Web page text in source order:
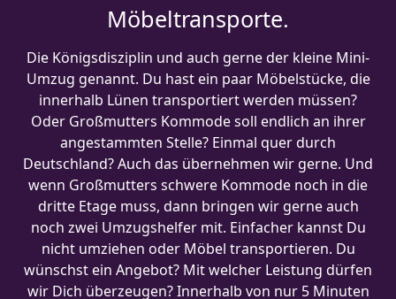
Möbeltransporte.
Die Königsdisziplin und auch gerne der kleine Mini-
Umzug genannt. Du hast ein paar Möbelstücke, die
innerhalb Lünen transportiert werden müssen?
Oder Großmutters Kommode soll endlich an ihrer
angestammten Stelle? Einmal quer durch
Deutschland? Auch das übernehmen wir gerne. Und
wenn Großmutters schwere Kommode noch in die
dritte Etage muss, dann bringen wir gerne auch
noch zwei Umzugshelfer mit. Einfacher kannst Du
nicht umziehen oder Möbel transportieren. Du
wünschst ein Angebot? Mit welcher Leistung dürfen
wir Dich überzeugen? Innerhalb von nur 5 Minuten